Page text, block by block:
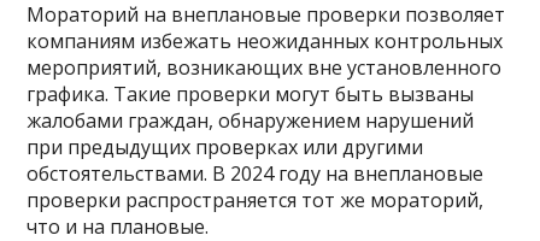
Мораторий на внеплановые проверки позволяет
компаниям избежать неожиданных контрольных
мероприятий, возникающих вне установленного
графика. Такие проверки могут быть вызваны
жалобами граждан, обнаружением нарушений
при предыдущих проверках или другими
обстоятельствами. В 2024 году на внеплановые
проверки распространяется тот же мораторий,
что и на плановые.